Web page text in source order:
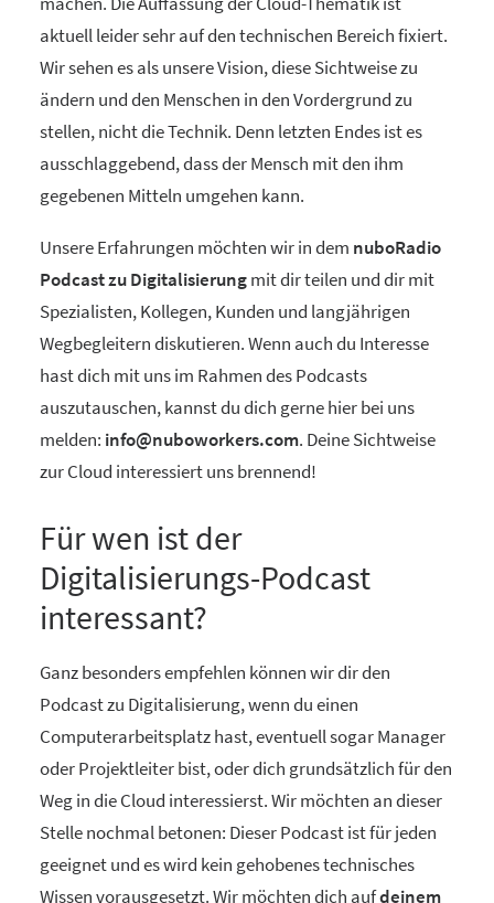
aktuell leider sehr auf den technischen Bereich fixiert.
Wir sehen es als unsere Vision, diese Sichtweise zu
ändern und den Menschen in den Vordergrund zu
stellen, nicht die Technik. Denn letzten Endes ist es
ausschlaggebend, dass der Mensch mit den ihm
gegebenen Mitteln umgehen kann.
Unsere Erfahrungen möchten wir in dem nuboRadio
Podcast zu Digitalisierungmit dir teilen und dir mit
Spezialisten, Kollegen, Kunden und langjährigen
Wegbegleitern diskutieren. Wenn auch du Interesse
hast dich mit uns im Rahmen des Podcasts
auszutauschen, kannst du dich gerne hier bei uns
melden: info@nuboworkers.com. Deine Sichtweise
zur Cloud interessiert uns brennend!
Für wen ist der
Digitalisierungs-Podcast
interessant?
Ganz besonders empfehlen können wir dir den
Podcast zu Digitalisierung, wenn du einen
Computerarbeitsplatz hast, eventuell sogar Manager
oder Projektleiter bist, oder dich grundsätzlich für den
Weg in die Cloud interessierst. Wir möchten an dieser
Stelle nochmal betonen: Dieser Podcast ist für jeden
geeignet und es wird kein gehobenes technisches
Wissen vorausgesetzt. Wir möchten dich aufdeinem